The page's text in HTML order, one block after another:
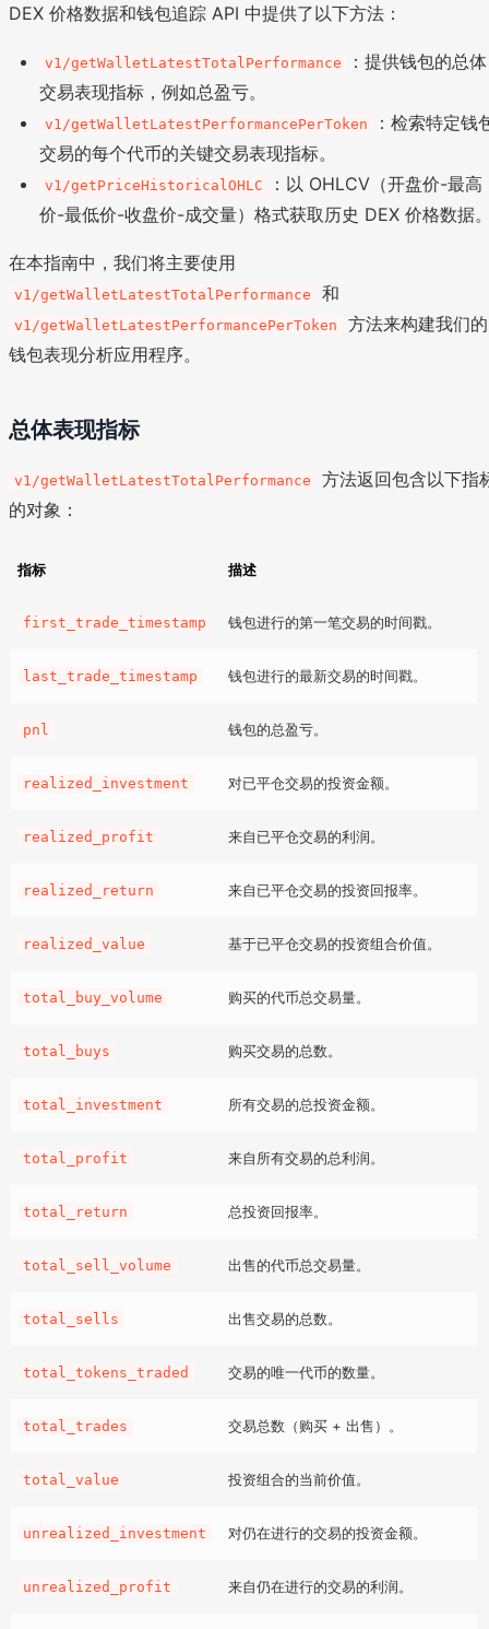
DEX 价格数据和钱包追踪 API 中提供了以下方法：
v1/getWalletLatestTotalPerformance
：提供钱包的总体
交易表现指标，例如总盈亏。
v1/getWalletLatestPerformancePerToken
：检索特定钱
交易的每个代币的关键交易表现指标。
v1/getPriceHistoricalOHLC
：以 OHLCV（开盘价-最高
价-最低价-收盘价-成交量）格式获取历史 DEX 价格数据
在本指南中，我们将主要使用
v1/getWalletLatestTotalPerformance 和
v1/getWalletLatestPerformancePerToken
方法来构建我们的
钱包表现分析应用程序。
总体表现指标
v1/getWalletLatestTotalPerformance
方法返回包含以下指
的对象：
指标 描述
first_trade_timestamp 钱包进行的第一笔交易的时间戳。
last_trade_timestamp 钱包进行的最新交易的时间戳。
pnl 钱包的总盈亏。
realized_investment 对已平仓交易的投资金额。
realized_profit 来自已平仓交易的利润。
realized_return 来自已平仓交易的投资回报率。
realized_value 基于已平仓交易的投资组合价值。
total_buy_volume 购买的代币总交易量。
total_buys 购买交易的总数。
total_investment 所有交易的总投资金额。
total_profit 来自所有交易的总利润。
total_return 总投资回报率。
total_sell_volume 出售的代币总交易量。
total_sells 出售交易的总数。
total_tokens_traded 交易的唯一代币的数量。
total_trades 交易总数（购买 + 出售）。
total_value 投资组合的当前价值。
unrealized_investment 对仍在进行的交易的投资金额。
unrealized_profit 来自仍在进行的交易的利润。